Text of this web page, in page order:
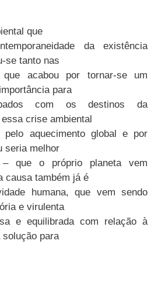
que
da existência
se tanto nas
que acabou por tornar-se um
para
com os destinos da
crise ambiental
pelo aquecimento global e por
seria melhor
– que o próprio planeta vem
causa também já é
humana, que vem sendo
e virulenta
e equilibrada com relação à
para